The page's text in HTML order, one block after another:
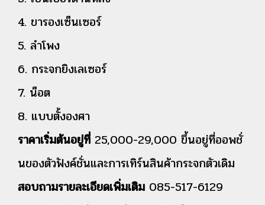
4. ขารองเซ็นเซอร์
5. ลำโพง
6. กระจกยิงเลเซอร์
7. น็อต
8. แบบตั้งองศา
ราคาเริ่มต้นอยู่ที่ 25,000-29,000 ขึ้นอยู่ที่ออพชั่
นของตัวฟังค์ชั่นและการเทิร์นสินค้ากระจกตัวเดิม
สอบถามรายละเอียดเพิ่มเติม 085-517-6129